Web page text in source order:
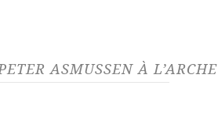
ASMUSSEN À L’ARCHE